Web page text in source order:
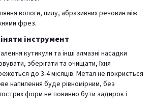
вологи, пилу, абразивних речовин між
фрез.
інструмент
кутикули та інші алмазні насадки
зберігати та очищати, їхня
до 3-4 місяців. Метал не покриється
напилення буде рівномірним, без
форм не повинно бути задирок і